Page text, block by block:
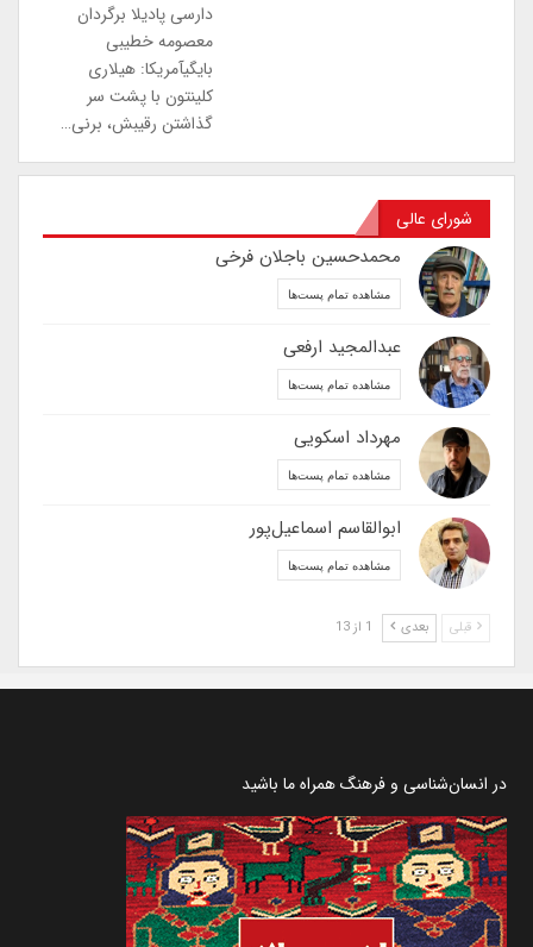
دارسی پادیلا برگردان
معصومه خطیبی
بایگیآمریکا: هیلاری
کلینتون با پشت سر
گذاشتن رقیبش، برنی…
شورای عالی
محمدحسین باجلان فرخی
مشاهده تمام پست‌ها
عبدالمجید ارفعی
مشاهده تمام پست‌ها
مهرداد اسکویی
مشاهده تمام پست‌ها
ابوالقاسم اسماعیل‌پور
مشاهده تمام پست‌ها
قبلی بعدی
در انسان‌شناسی و فرهنگ همراه ما باشید